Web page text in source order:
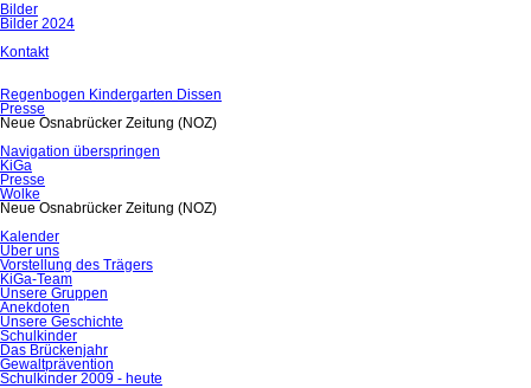
Bilder
Bilder 2024
Kontakt
Regenbogen Kindergarten Dissen
Presse
Neue Osnabrücker Zeitung (NOZ)
Navigation überspringen
KiGa
Presse
Wolke
Neue Osnabrücker Zeitung (NOZ)
Kalender
Über uns
Vorstellung des Trägers
KiGa-Team
Unsere Gruppen
Anekdoten
Unsere Geschichte
Schulkinder
Das Brückenjahr
Gewaltprävention
Schulkinder 2009 - heute